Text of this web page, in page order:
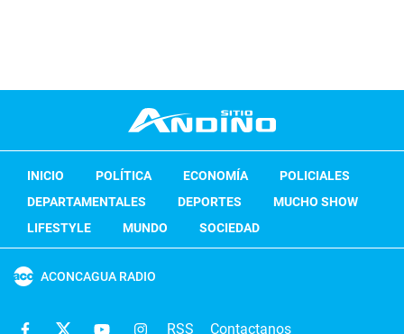
INICIO POLÍTICA ECONOMÍA
POLICIALES
DEPARTAMENTALES
DEPORTES
MUCHO SHOW
LIFESTYLE
MUNDO SOCIEDAD
ACONCAGUA RADIO
RSS Contactanos